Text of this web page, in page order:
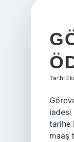
Tarih:
iadesi
tarihe
maaş